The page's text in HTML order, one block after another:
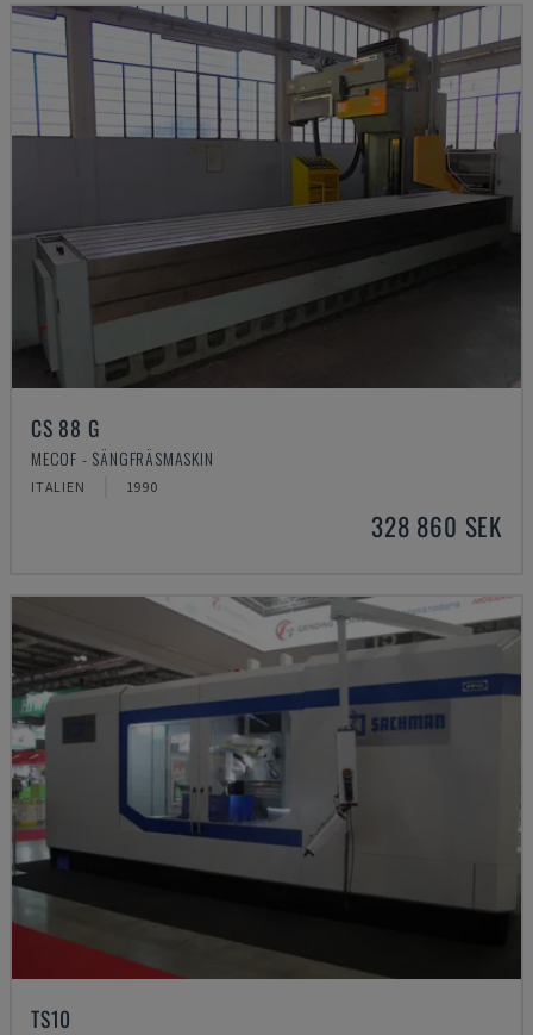
CS 88 G
MECOF - SÄNGFRÄSMASKIN
ITALIEN 1990
328 860 SEK
TS10